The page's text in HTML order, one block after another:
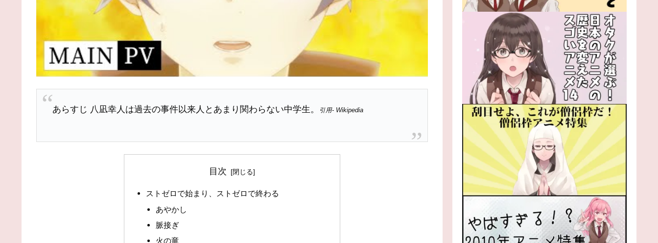
あらすじ 八凪幸人は過去の事件以来人とあまり関わらない中学生。 引用- Wikipedia
目次
ストゼロで始まり、ストゼロで終わる
あやかし
脈接ぎ
火の竜